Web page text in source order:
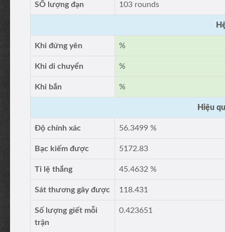
SỐ lượng đạn 103 rounds
Khi đứng yên %
Khi di chuyển %
Khi bắn %
Hiệu
Độ chính xác 56.3499 %
Bạc kiếm được 5172.83
Tỉ lệ thắng 45.4632 %
Sát thương gây được 118.431
Số lượng giết mỗi
trận
0.423651